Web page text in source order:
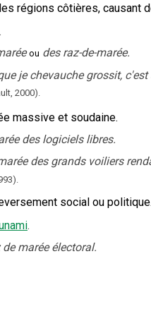
régions côtières, causant
.
ou des raz-de-marée.
je chevauche grossit,
2000).
massive et soudaine.
des logiciels libres.
des grands voiliers
social ou politique.
.
de marée électoral.